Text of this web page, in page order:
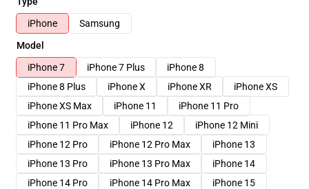
iPhone
Samsung
Model
iPhone 7
iPhone 7 Plus
iPhone 8
iPhone 8 Plus
iPhone X iPhone XR
iPhone XS
iPhone XS Max
iPhone 11
iPhone 11 Pro
iPhone 11 Pro Max
iPhone 12
iPhone 12 Mini
iPhone 12 Pro
iPhone 12 Pro Max
iPhone 13
iPhone 13 Pro
iPhone 13 Pro Max
iPhone 14
iPhone 14 Pro
iPhone 14 Pro Max
iPhone 15